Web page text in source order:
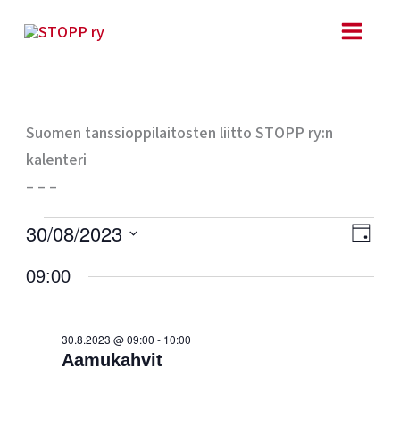
sisältöön
Suomen tanssioppilaitosten liitto STOPP ry:n
kalenteri
– – –
Tapahtumat
for
30.8.2023
PÄIVÄ
30/08/2023
päivä.
09:00
Aamukahvit
30.8.2023 @ 09:00 - 10:00